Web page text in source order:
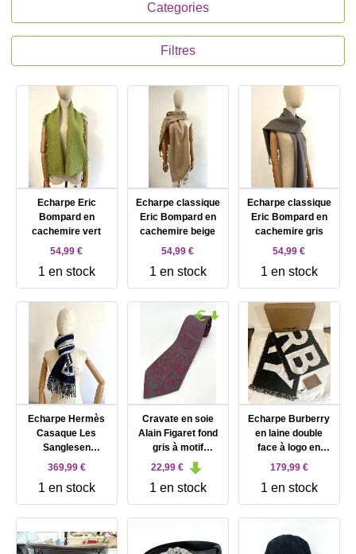
Categories
Filtres
Echarpe Eric
Bompard en
cachemire vert
54,99 €
1 en stock
Echarpe classique
Eric Bompard en
cachemire beige
54,99 €
1 en stock
Echarpe classique
Eric Bompard en
cachemire gris
54,99 €
1 en stock
Echarpe Hermès
Casaque Les
Sanglesen
cachemire gris et
369,99 €
1 en stock
Cravate en soie
Alain Figaret fond
gris à motif
cachemire rouge
22,99 €
1 en stock
Echarpe Burberry
en laine double
face à logo en
jacquard blanch et
179,99 €
1 en stock